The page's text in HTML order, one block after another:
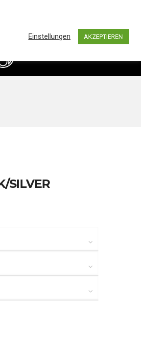
info@bassimports.de
SILVER
Einstellungen AKZEPTIEREN